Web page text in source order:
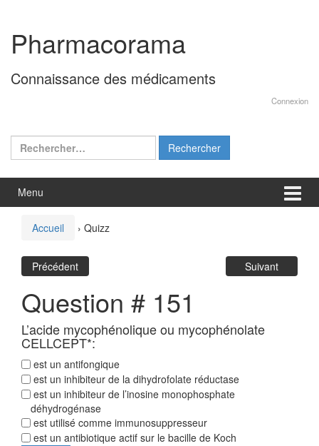
contenu
menu
principal
Pharmacorama
Connaissance des médicaments
Connexion
Rechercher :
Menu
Accueil › Quizz
Précédent Suivant
Question # 151
L’acide mycophénolique ou mycophénolate
CELLCEPT*:
est un antifongique
est un inhibiteur de la dihydrofolate réductase
est un inhibiteur de l’inosine monophosphate
déhydrogénase
est utilisé comme immunosuppresseur
est un antibiotique actif sur le bacille de Koch